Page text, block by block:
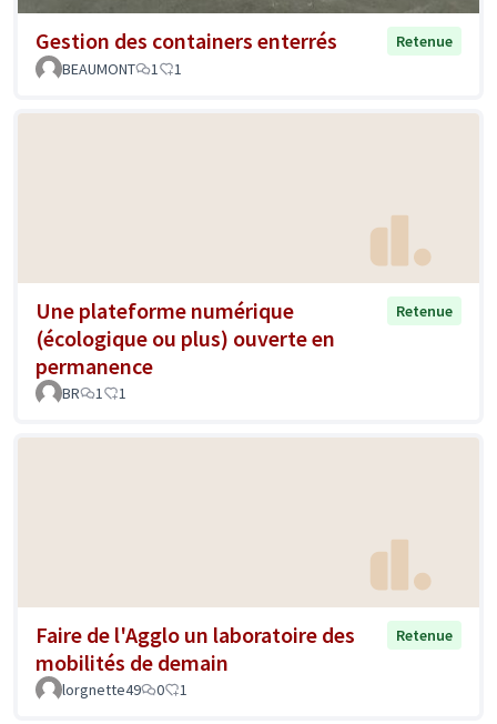
Gestion des containers enterrés
Retenue
BEAUMONT
1 1
Une plateforme numérique
(écologique ou plus) ouverte en
permanence
Retenue
BR 1 1
Faire de l'Agglo un laboratoire des
mobilités de demain
Retenue
lorgnette49 0 1